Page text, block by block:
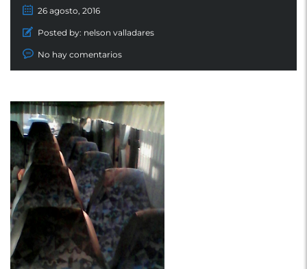
26 agosto, 2016
Posted by: nelson valladares
No hay comentarios